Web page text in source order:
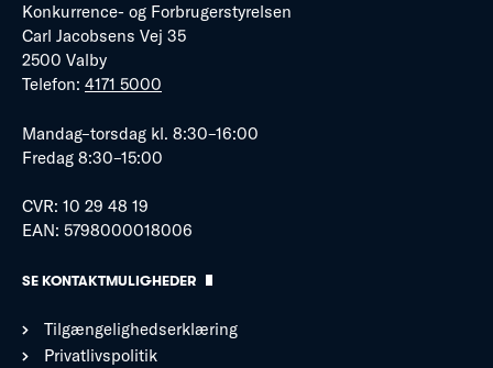
Konkurrence- og Forbrugerstyrelsen
Carl Jacobsens Vej 35
2500 Valby
Telefon: 4171 5000
Mandag–torsdag kl. 8:30–16:00
Fredag 8:30–15:00
CVR: 10 29 48 19
EAN: 5798000018006
SE KONTAKTMULIGHEDER
Tilgængelighedserklæring
Privatlivspolitik